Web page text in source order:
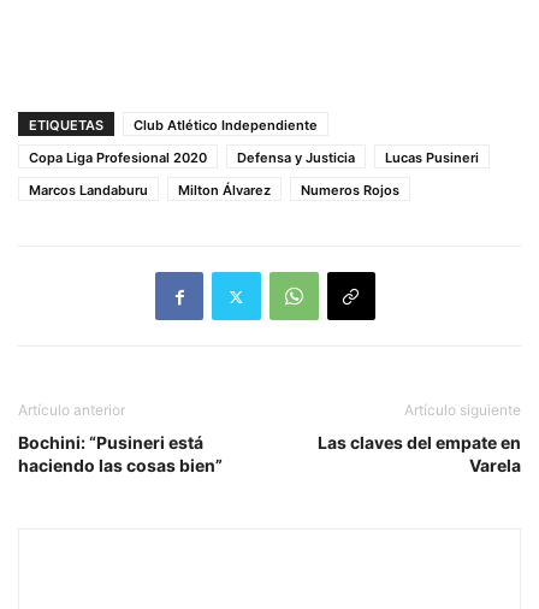
ETIQUETAS
Club Atlético Independiente
Copa Liga Profesional 2020
Defensa y Justicia
Lucas Pusineri
Marcos Landaburu
Milton Álvarez Numeros Rojos
Artículo anterior
Bochini: “Pusineri está
haciendo las cosas bien”
Artículo siguiente
Las claves del empate en
Varela